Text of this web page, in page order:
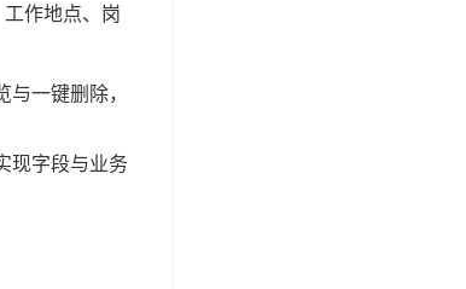
作地点、岗
一键删除，
现字段与业务